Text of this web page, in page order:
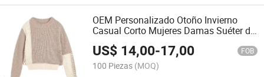
OEM Personalizado Otoño Invierno
Casual Corto Mujeres Damas Suéter de
Punto Tops
US$ 14,00-17,00 FOB
100 Piezas (MOQ)